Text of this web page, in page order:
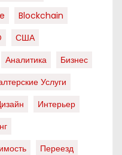
Blockchain
США
Аналитика
Бизнес
Услуги
Интерьер
Переезд